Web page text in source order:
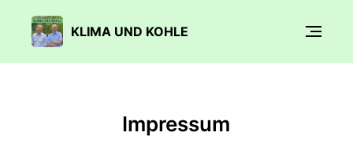
KLIMA UND KOHLE
Impressum